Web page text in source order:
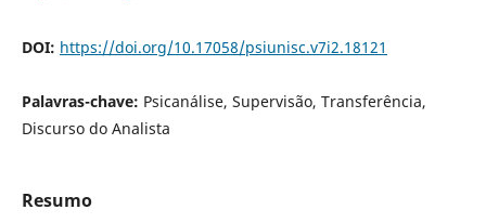
DOI: https://doi.org/10.17058/psiunisc.v7i2.18121
Palavras-chave: Psicanálise, Supervisão, Transferência,
Discurso do Analista
Resumo